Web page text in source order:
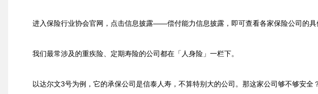
进入保险行业协会官网，点击信息披露——偿付能力信息披露，即可查看各家保险公司的具
我们最常涉及的重疾险、定期寿险的公司都在「人身险」一栏下。
以达尔文3号为例，它的承保公司是信泰人寿，不算特别大的公司。那这家公司够不够安全